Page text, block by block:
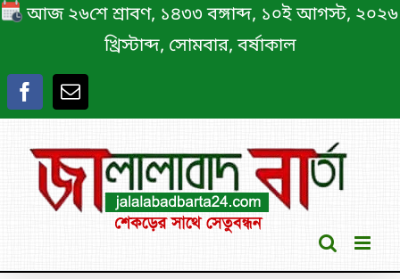
Skip
content
আজ ২৬শে শ্রাবণ, ১৪৩৩ বঙ্গাব্দ, ১০ই আগস্ট, ২০২৬
খ্রিস্টাব্দ, সোমবার, বর্ষাকাল